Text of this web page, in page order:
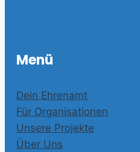
Menü
Dein Ehrenamt
Für Organisationen
Unsere Projekte
Über Uns